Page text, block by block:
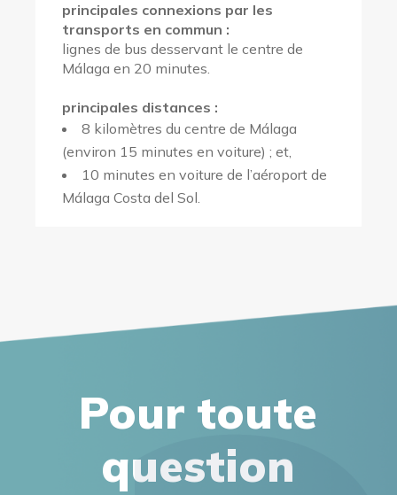
principales connexions par les
transports en commun :
lignes de bus desservant le centre de
Málaga en 20 minutes.
principales distances :
8 kilomètres du centre de Málaga
(environ 15 minutes en voiture) ; et,
10 minutes en voiture de l’aéroport de
Málaga Costa del Sol.
Pour toute
question